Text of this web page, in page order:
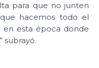
para que no junten
hacemos todo el
esta época donde
subrayó.